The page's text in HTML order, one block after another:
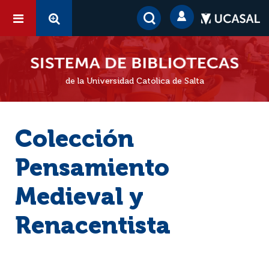
de la Universidad Católica de Salta
Colección
Pensamiento
Medieval y
Renacentista